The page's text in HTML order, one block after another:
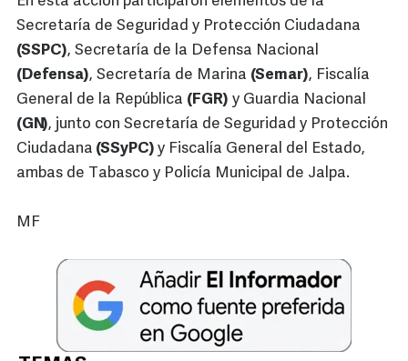
Secretaría de Seguridad y Protección Ciudadana
(SSPC), Secretaría de la Defensa Nacional
(Defensa), Secretaría de Marina (Semar), Fiscalía
General de la República (FGR) y Guardia Nacional
(GN), junto con Secretaría de Seguridad y Protección
Ciudadana (SSyPC) y Fiscalía General del Estado,
ambas de Tabasco y Policía Municipal de Jalpa.
MF